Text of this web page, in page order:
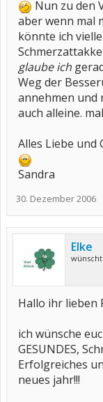
Nun zu den
aber wenn mal
könnte ich
glaube ich
Weg der
annehmen und
auch alleine.
Alles Liebe und
Sandra
30. Dezember 2006
Elke
Hallo ihr lieben
ich wünsche
GESUNDES,
Erfolgreiches
neues jahr!!!